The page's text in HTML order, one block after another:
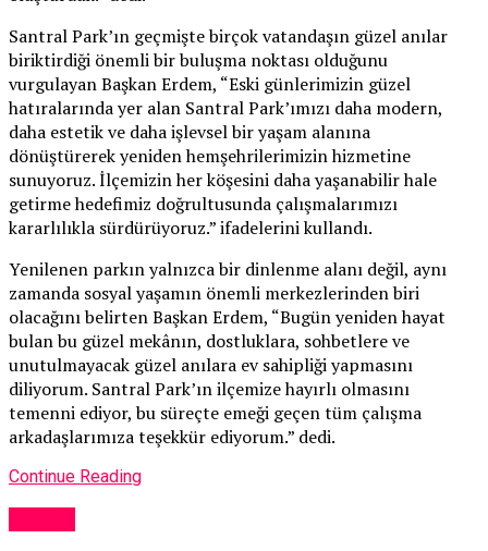
Santral Park’ın geçmişte birçok vatandaşın güzel anılar
biriktirdiği önemli bir buluşma noktası olduğunu
vurgulayan Başkan Erdem, “Eski günlerimizin güzel
hatıralarında yer alan Santral Park’ımızı daha modern,
daha estetik ve daha işlevsel bir yaşam alanına
dönüştürerek yeniden hemşehrilerimizin hizmetine
sunuyoruz. İlçemizin her köşesini daha yaşanabilir hale
getirme hedefimiz doğrultusunda çalışmalarımızı
kararlılıkla sürdürüyoruz.” ifadelerini kullandı.
Yenilenen parkın yalnızca bir dinlenme alanı değil, aynı
zamanda sosyal yaşamın önemli merkezlerinden biri
olacağını belirten Başkan Erdem, “Bugün yeniden hayat
bulan bu güzel mekânın, dostluklara, sohbetlere ve
unutulmayacak güzel anılara ev sahipliği yapmasını
diliyorum. Santral Park’ın ilçemize hayırlı olmasını
temenni ediyor, bu süreçte emeği geçen tüm çalışma
arkadaşlarımıza teşekkür ediyorum.” dedi.
Continue Reading